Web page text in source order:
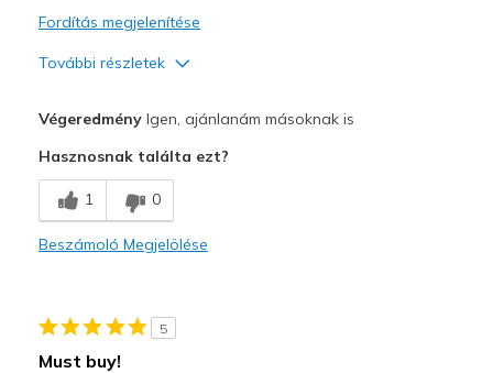
View On Shoes
Shoes are for Wearing
Fordítás megjelenítése
További részletek
Comfortable
Durable
Casual Wear
VégeredményIgen, ajánlanám másoknak is
Hasznosnak találta ezt?
1 0
Beszámoló Megjelölése
5
Must buy!